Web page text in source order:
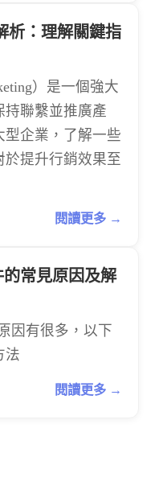
析：理解關鍵指
）是一個強大
持聯繫並推廣產
型企業，了解一些
於提升行銷效果至
閱讀更多 →
常見原因及解
因有很多，以下
法
閱讀更多 →